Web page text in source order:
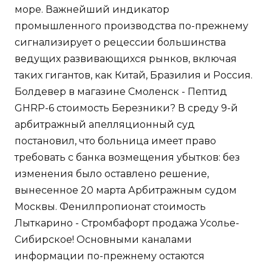
море. Важнейший индикатор
промышленного производства по-прежнему
сигнализирует о рецессии большинства
ведущих развивающихся рынков, включая
таких гигантов, как Китай, Бразилия и Россия.
Болдевер в магазине Смоленск - Пептид
GHRP-6 стоимость Березники? В среду 9-й
арбитражный апелляционный суд
постановил, что больница имеет право
требовать с банка возмещения убытков: без
изменения было оставлено решение,
вынесенное 20 марта Арбитражным судом
Москвы. Фенилпропионат стоимость
Лыткарино - Стромбафорт продажа Усолье-
Сибирское! Основными каналами
информации по-прежнему остаются